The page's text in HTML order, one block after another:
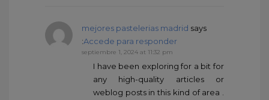
mejores pastelerias madrid says
:Accede para responder
septiembre 1, 2024 at 11:32 pm
I have been exploring for a bit for
any high-quality articles or
weblog posts in this kind of area .